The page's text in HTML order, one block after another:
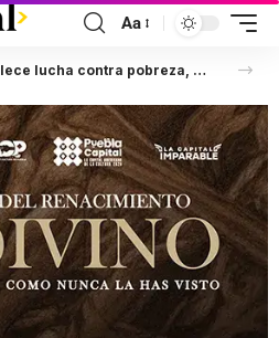
Aa
Trabajo en territorio fortalece lucha contra pobreza, afirma Laura Artemisa